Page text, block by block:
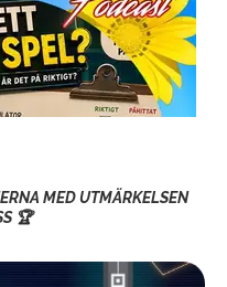
MED UTMÄRKELSEN
🏆